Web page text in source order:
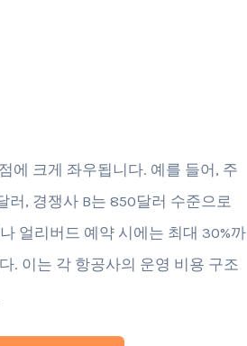
에 크게 좌우됩니다. 예를 들어, 주
, 경쟁사 B는 850달러 수준으로
얼리버드 예약 시에는 최대 30%까
. 이는 각 항공사의 운영 비용 구조